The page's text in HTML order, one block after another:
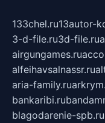
133chel.ru13autor-
3-d-file.ru3d-file.ru
airgungames.ru
alfeihavsalnassr.ru
aria-family.ru
bankaribi.ru
blagodarenie-spb.ru